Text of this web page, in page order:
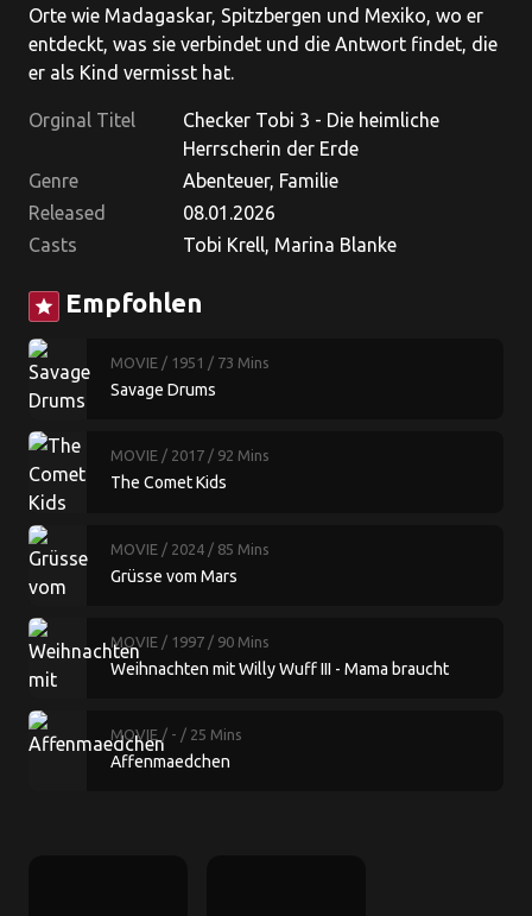
Orte wie Madagaskar, Spitzbergen und Mexiko, wo er
entdeckt, was sie verbindet und die Antwort findet, die
er als Kind vermisst hat.
Orginal Titel
Checker Tobi 3 - Die heimliche
Herrscherin der Erde
Genre
Abenteuer, Familie
Released
08.01.2026
Casts
Tobi Krell, Marina Blanke
star Empfohlen
MOVIE / 1951 / 73 Mins
Savage Drums
MOVIE / 2017 / 92 Mins
The Comet Kids
MOVIE / 2024 / 85 Mins
Grüsse vom Mars
MOVIE / 1997 / 90 Mins
Weihnachten mit Willy Wuff III - Mama braucht
MOVIE / - / 25 Mins
Affenmaedchen